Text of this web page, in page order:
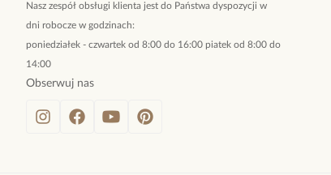
Nasz zespół obsługi klienta jest do Państwa dyspozycji w
dni robocze w godzinach:
poniedziałek - czwartek od 8:00 do 16:00 piatek od 8:00 do
14:00
Obserwuj nas